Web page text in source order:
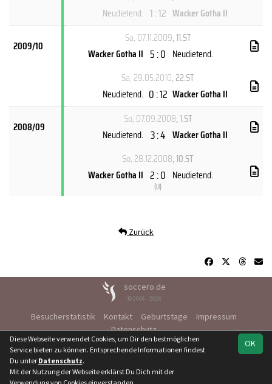
Team 1. Kreisklasse
Neudietend. 1 : 12 Wacker Gotha II
2009/10
Sa, 07.11.2009, 11.ST
Wacker Gotha II 5 : 0 Neudietend.
Sa, 29.05.2010, 22.ST
Neudietend. 0 : 12 Wacker Gotha II
2008/09
So, 07.09.2008, 1.ST
Neudietend. 3 : 4 Wacker Gotha II
So, 28.12.2008, 10.ST
Wacker Gotha II 2 : 0
(U)
Neudietend.
Zurück
soccero.de
© 2006 - 2026
Besucherstatistik Kontakt Geburtstage
Impressum
Datenschutz
OK
Diese Webseite verwendet Cookies, um Dir den bestmöglichen
Service bieten zu können. Entsprechende Informationen findest
Du unter Datenschutz.
Mit der Nutzung der Webseite erklärst Du Dich mit der